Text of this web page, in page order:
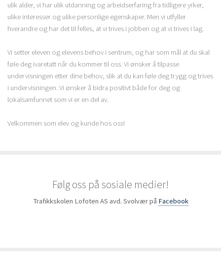
ulik alder, vi har ulik utdanning og arbeidserfaring fra tidligere yrker,
ulike interesser og ulike personlige egenskaper. Men vi utfyller
hverandre og har det til felles, at vi trives i jobben og at vi trives i lag.
Vi setter eleven og elevens behov i sentrum, og har som mål at du skal
føle deg ivaretatt når du kommer til oss. Vi ønsker å tilpasse
undervisningen etter dine behov, slik at du kan føle deg trygg og trives
i undervisningen. Vi ønsker å bidra positivt både for deg og
lokalsamfunnet som vi er en del av.
Velkommen som elev og kunde hos oss!
Følg oss på sosiale medier!
Trafikkskolen Lofoten AS avd. Svolvær på Facebook